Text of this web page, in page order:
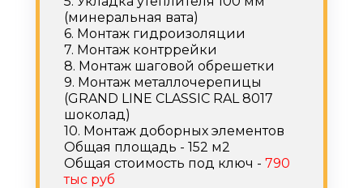
(минеральная вата)
6. Монтаж гидроизоляции
7. Монтаж контррейки
8. Монтаж шаговой обрешетки
9. Монтаж металлочерепицы
(GRAND LINE CLASSIC RAL 8017
шоколад)
10. Монтаж доборных элементов
Общая площадь - 152 м2
Общая стоимость под ключ - 790
тыс руб